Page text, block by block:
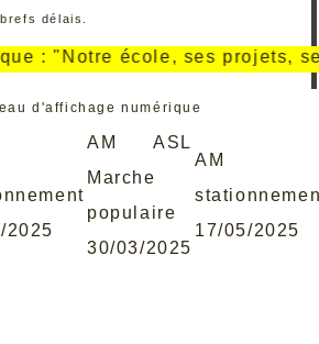
délais.
école, ses projets, ses
d'affichage numérique
2025
AM ASL
Marche
populaire
30/03/2025
AM
17/05/2025